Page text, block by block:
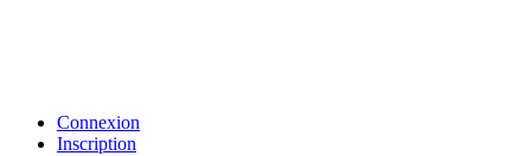
Connexion
Inscription